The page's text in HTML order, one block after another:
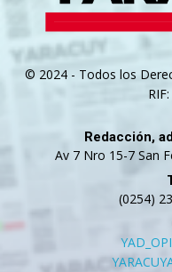
© 2024 - Todos los
Redacción,
Av 7 Nro 15-7 San
(0254)